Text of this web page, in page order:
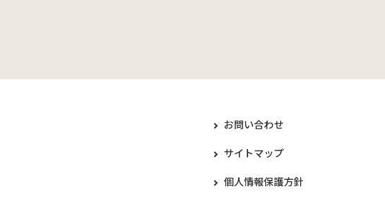
お問い合わせ
サイトマップ
個人情報保護方針